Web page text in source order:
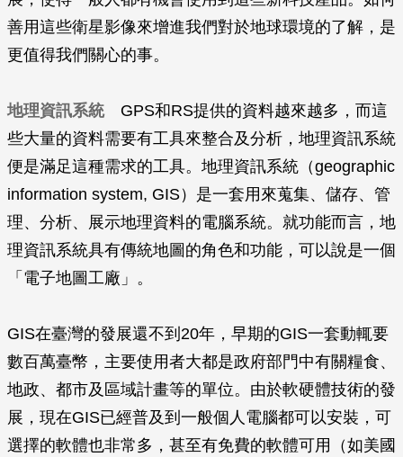
善用這些衛星影像來增進我們對於地球環境的了解，是
更值得我們關心的事。
地理資訊系統GPS和RS提供的資料越來越多，而這
些大量的資料需要有工具來整合及分析，地理資訊系統
便是滿足這種需求的工具。地理資訊系統（geographic
information system, GIS）是一套用來蒐集、儲存、管
理、分析、展示地理資料的電腦系統。就功能而言，地
理資訊系統具有傳統地圖的角色和功能，可以說是一個
「電子地圖工廠」。
GIS在臺灣的發展還不到20年，早期的GIS一套動輒要
數百萬臺幣，主要使用者大都是政府部門中有關糧食、
地政、都市及區域計畫等的單位。由於軟硬體技術的發
展，現在GIS已經普及到一般個人電腦都可以安裝，可
選擇的軟體也非常多，甚至有免費的軟體可用（如美國